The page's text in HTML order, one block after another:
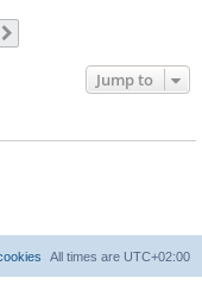
Jump to
All times are UTC+02:00